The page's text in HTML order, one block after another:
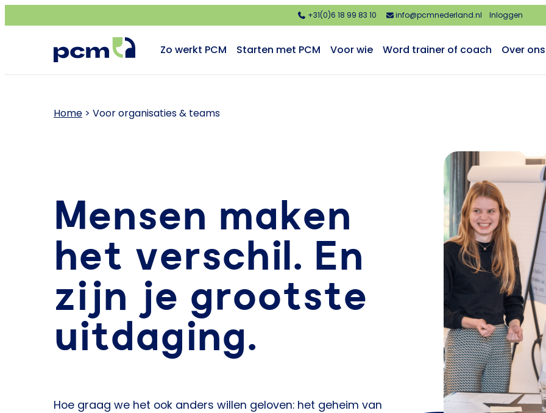
+31(0)6 18 99 83 10 info@pcmnederland.nl Inloggen
Zo werkt PCM Starten met PCM Voor wie Word trainer of coach Over ons
Home > Voor organisaties & teams
Mensen maken
het verschil. En
zijn je grootste
uitdaging.
Hoe graag we het ook anders willen geloven: het geheim van